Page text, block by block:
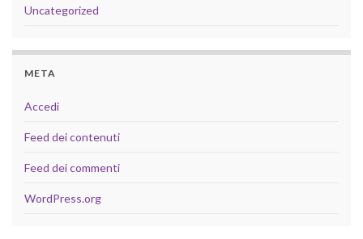
Uncategorized
META
Accedi
Feed dei contenuti
Feed dei commenti
WordPress.org